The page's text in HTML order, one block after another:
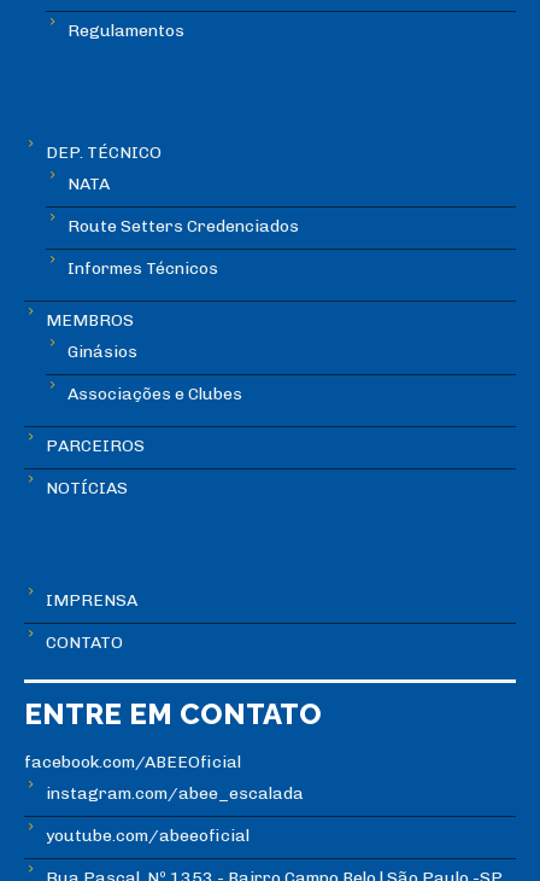
Regulamentos
DEP. TÉCNICO
NATA
Route Setters Credenciados
Informes Técnicos
MEMBROS
Ginásios
Associações e Clubes
PARCEIROS
NOTÍCIAS
IMPRENSA
CONTATO
ENTRE EM CONTATO
facebook.com/ABEEOficial
instagram.com/abee_escalada
youtube.com/abeeoficial